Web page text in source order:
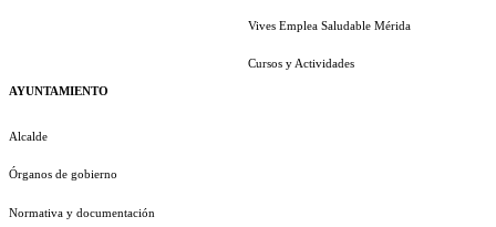
AYUNTAMIENTO
Alcalde
Órganos de gobierno
Normativa y documentación
Vives Emplea Saludable Mérida
Cursos y Actividades